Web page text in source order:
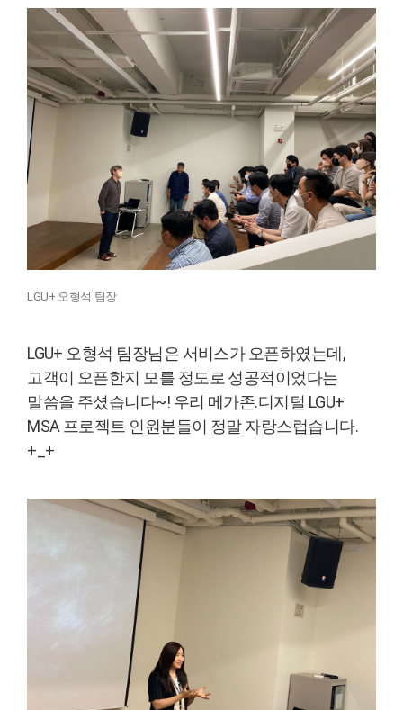
LGU+ 오형석 팀장
LGU+ 오형석 팀장님은 서비스가 오픈하였는데,
고객이 오픈한지 모를 정도로 성공적이었다는
말씀을 주셨습니다~! 우리 메가존.디지털 LGU+
MSA 프로젝트 인원분들이 정말 자랑스럽습니다.
+_+